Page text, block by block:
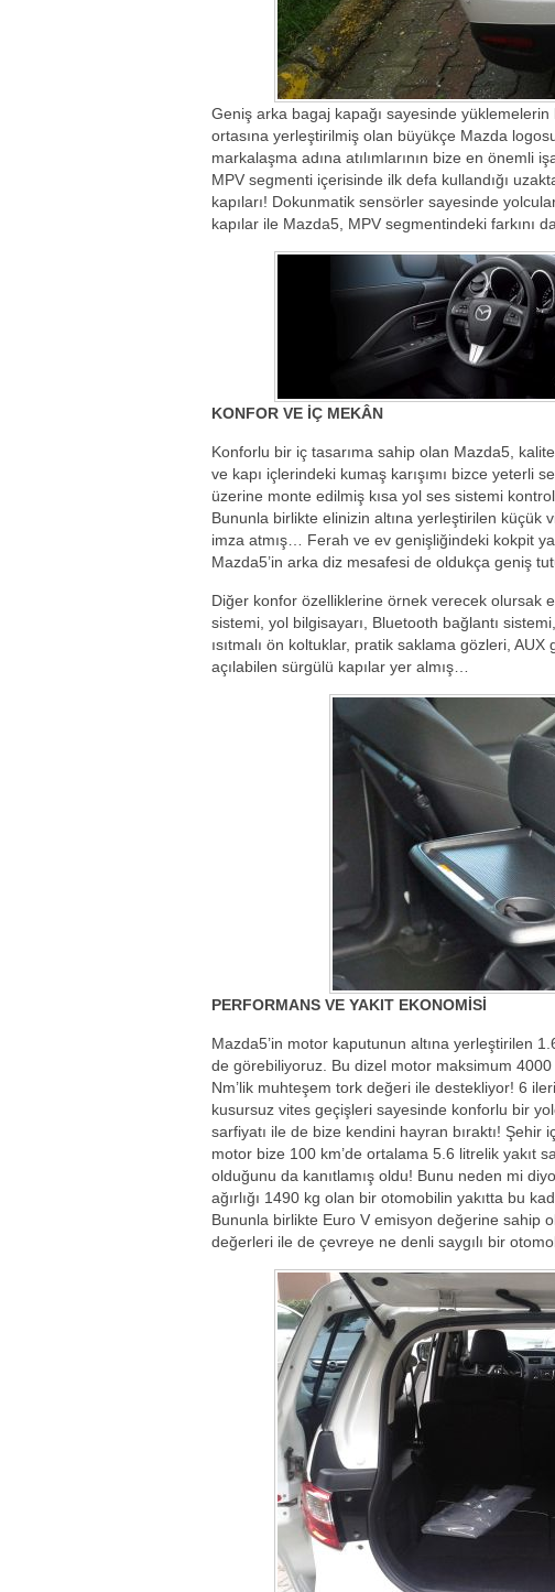
Geniş arka bagaj kapağı sayesinde yüklemelerin
ortasına yerleştirilmiş olan büyükçe Mazda
markalaşma adına atılımlarının bize en önemli
MPV segmenti içerisinde ilk defa kullandığı
kapıları! Dokunmatik sensörler sayesinde
kapılar ile Mazda5, MPV segmentindeki farkını
KONFOR VE İÇ MEKÂN
Konforlu bir iç tasarıma sahip olan Mazda5,
ve kapı içlerindeki kumaş karışımı bizce yeterli
üzerine monte edilmiş kısa yol ses sistemi
Bununla birlikte elinizin altına yerleştirilen küçük
imza atmış… Ferah ve ev genişliğindeki kokpit
Mazda5’in arka diz mesafesi de oldukça geniş
Diğer konfor özelliklerine örnek verecek olursak
sistemi, yol bilgisayarı, Bluetooth bağlantı
ısıtmalı ön koltuklar, pratik saklama gözleri,
açılabilen sürgülü kapılar yer almış…
PERFORMANS VE YAKIT EKONOMİSİ
Mazda5’in motor kaputunun altına yerleştirilen
de görebiliyoruz. Bu dizel motor maksimum
Nm’lik muhteşem tork değeri ile destekliyor! 6
kusursuz vites geçişleri sayesinde konforlu bir
sarfiyatı ile de bize kendini hayran bıraktı!
motor bize 100 km’de ortalama 5.6 litrelik yakıt
olduğunu da kanıtlamış oldu! Bunu neden mi
ağırlığı 1490 kg olan bir otomobilin yakıtta bu
Bununla birlikte Euro V emisyon değerine sahip
değerleri ile de çevreye ne denli saygılı bir